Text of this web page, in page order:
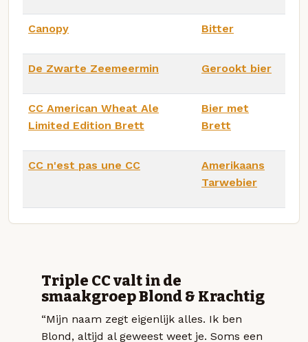
Canopy Bitter
De Zwarte Zeemeermin Gerookt bier
CC American Wheat Ale
Limited Edition Brett
Bier met
Brett
CC n'est pas une CC
Amerikaans
Tarwebier
Triple CC valt in de
smaakgroep Blond & Krachtig
“Mijn naam zegt eigenlijk alles. Ik ben
Blond, altijd al geweest weet je. Soms een